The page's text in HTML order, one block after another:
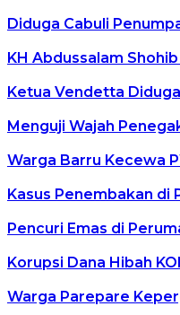
Diduga Cabuli
KH Abdussalam
Ketua Vendetta
Menguji Wajah
Warga Barru Kecewa
Kasus Penembakan di
Pencuri Emas di
Korupsi Dana Hibah
Warga Parepare